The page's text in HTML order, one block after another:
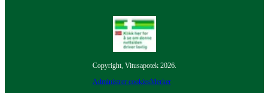
Copyright, Vitusapotek 2026.
Administrer cookiesMerker